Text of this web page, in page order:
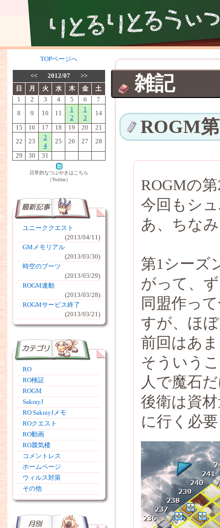
TOPページへ
<< 2012/07
>>
日
月 火 水 木 金
土
1
2 3 4 5 6
7
8
9 10 11
1
2
1
3
14
15 16 17 18 19 20
21
22
23
2
4
25 26 27 28
29 30 31
日常的なつぶやきはこちら
（Twitter）
ユニーククエスト
(2013/04/11)
GMメモリアル
(2013/03/30)
時空のブーツ
(2013/03/29)
ROGM連動
(2013/03/28)
ROGMサービス終了
(2013/03/21)
RO
RO検証
ROGM
SakrayJ
RO SakrayJメモ
ROクエスト
RO動画
RO蜃気楼
コメントレス
ホームページ
ウィルス対策
その他
雑記
ROGM
ROGMの
今回もシ
あ、ちな
第1シーズ
がって、
同盟作っ
すが、ほ
前回はあ
そういう
人で魔石
後衛は資
に行く必